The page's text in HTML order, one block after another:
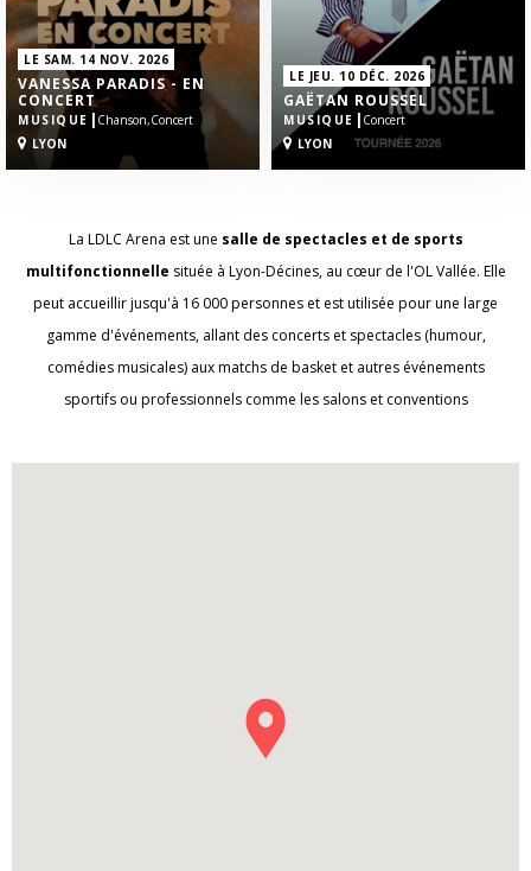
LE SAM. 14 NOV. 2026
VANESSA PARADIS - EN
CONCERT
MUSIQUE | Chanson,Concert
LYON
LE JEU. 10 DÉC. 2026
GAËTAN ROUSSEL
MUSIQUE | Concert
LYON
La LDLC Arena est une salle de spectacles et de sports
multifonctionnelle située à Lyon-Décines, au cœur de l'OL Vallée. Elle
peut accueillir jusqu'à 16 000 personnes et est utilisée pour une large
gamme d'événements, allant des concerts et spectacles (humour,
comédies musicales) aux matchs de basket et autres événements
sportifs ou professionnels comme les salons et conventions